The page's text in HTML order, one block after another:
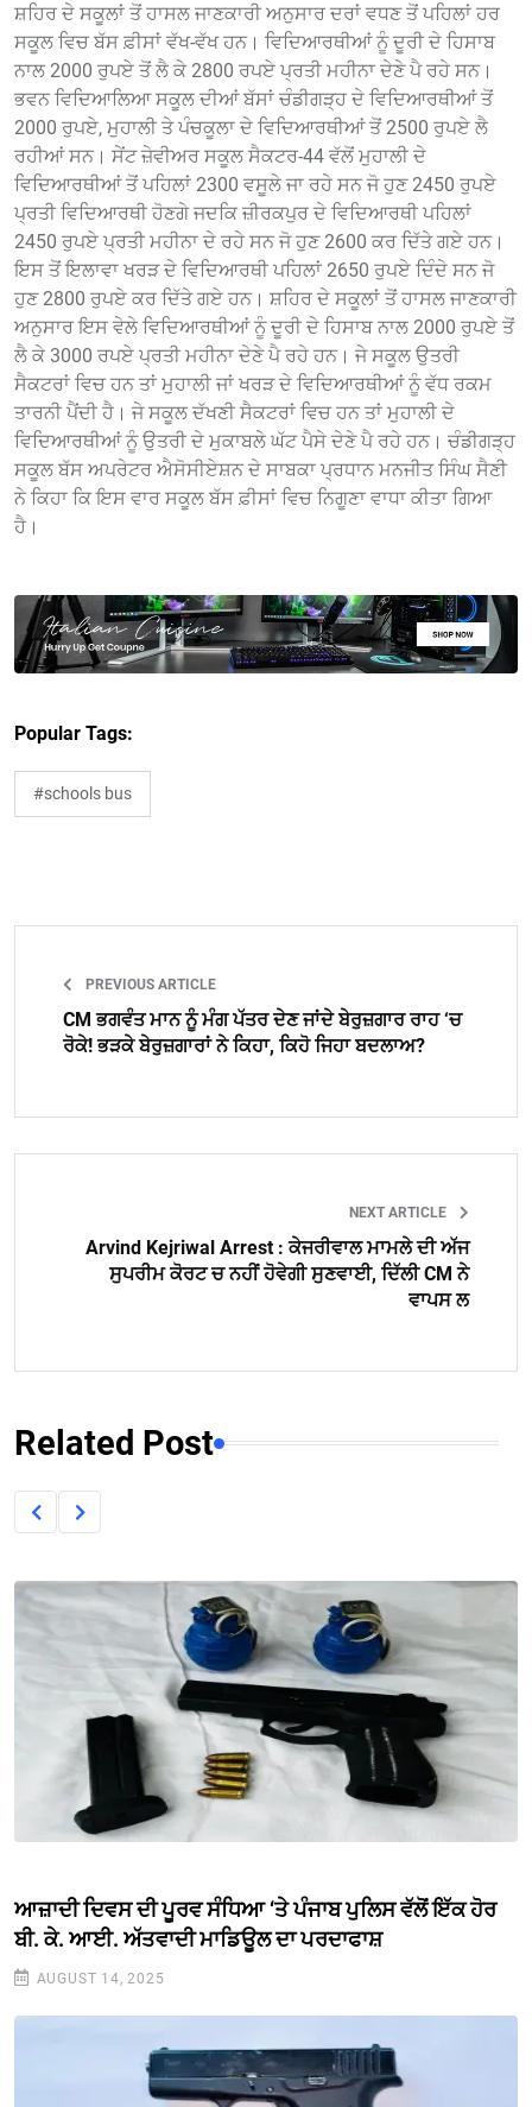
ਸ਼ਹਿਰ ਦੇ ਸਕੂਲਾਂ ਤੋਂ ਹਾਸਲ ਜਾਣਕਾਰੀ ਅਨੁਸਾਰ ਦਰਾਂ ਵਧਣ ਤੋਂ ਪਹਿਲਾਂ ਹਰ
ਸਕੂਲ ਵਿਚ ਬੱਸ ਫ਼ੀਸਾਂ ਵੱਖ-ਵੱਖ ਹਨ। ਵਿਦਿਆਰਥੀਆਂ ਨੂੰ ਦੂਰੀ ਦੇ ਹਿਸਾਬ
ਨਾਲ 2000 ਰੁਪਏ ਤੋਂ ਲੈ ਕੇ 2800 ਰਪਏ ਪ੍ਰਤੀ ਮਹੀਨਾ ਦੇਣੇ ਪੈ ਰਹੇ ਸਨ।
ਭਵਨ ਵਿਦਿਆਲਿਆ ਸਕੂਲ ਦੀਆਂ ਬੱਸਾਂ ਚੰਡੀਗੜ੍ਹ ਦੇ ਵਿਦਿਆਰਥੀਆਂ ਤੋਂ
2000 ਰੁਪਏ, ਮੁਹਾਲੀ ਤੇ ਪੰਚਕੂਲਾ ਦੇ ਵਿਦਿਆਰਥੀਆਂ ਤੋਂ 2500 ਰੁਪਏ ਲੈ
ਰਹੀਆਂ ਸਨ। ਸੇਂਟ ਜ਼ੇਵੀਅਰ ਸਕੂਲ ਸੈਕਟਰ-44 ਵੱਲੋਂ ਮੁਹਾਲੀ ਦੇ
ਵਿਦਿਆਰਥੀਆਂ ਤੋਂ ਪਹਿਲਾਂ 2300 ਵਸੂਲੇ ਜਾ ਰਹੇ ਸਨ ਜੋ ਹੁਣ 2450 ਰੁਪਏ
ਪ੍ਰਤੀ ਵਿਦਿਆਰਥੀ ਹੋਣਗੇ ਜਦਕਿ ਜ਼ੀਰਕਪੁਰ ਦੇ ਵਿਦਿਆਰਥੀ ਪਹਿਲਾਂ
2450 ਰੁਪਏ ਪ੍ਰਤੀ ਮਹੀਨਾ ਦੇ ਰਹੇ ਸਨ ਜੋ ਹੁਣ 2600 ਕਰ ਦਿੱਤੇ ਗਏ ਹਨ।
ਇਸ ਤੋਂ ਇਲਾਵਾ ਖਰੜ ਦੇ ਵਿਦਿਆਰਥੀ ਪਹਿਲਾਂ 2650 ਰੁਪਏ ਦਿੰਦੇ ਸਨ ਜੋ
ਹੁਣ 2800 ਰੁਪਏ ਕਰ ਦਿੱਤੇ ਗਏ ਹਨ। ਸ਼ਹਿਰ ਦੇ ਸਕੂਲਾਂ ਤੋਂ ਹਾਸਲ ਜਾਣਕਾਰੀ
ਅਨੁਸਾਰ ਇਸ ਵੇਲੇ ਵਿਦਿਆਰਥੀਆਂ ਨੂੰ ਦੂਰੀ ਦੇ ਹਿਸਾਬ ਨਾਲ 2000 ਰੁਪਏ ਤੋਂ
ਲੈ ਕੇ 3000 ਰਪਏ ਪ੍ਰਤੀ ਮਹੀਨਾ ਦੇਣੇ ਪੈ ਰਹੇ ਹਨ। ਜੇ ਸਕੂਲ ਉਤਰੀ
ਸੈਕਟਰਾਂ ਵਿਚ ਹਨ ਤਾਂ ਮੁਹਾਲੀ ਜਾਂ ਖਰੜ ਦੇ ਵਿਦਿਆਰਥੀਆਂ ਨੂੰ ਵੱਧ ਰਕਮ
ਤਾਰਨੀ ਪੈਂਦੀ ਹੈ। ਜੇ ਸਕੂਲ ਦੱਖਣੀ ਸੈਕਟਰਾਂ ਵਿਚ ਹਨ ਤਾਂ ਮੁਹਾਲੀ ਦੇ
ਵਿਦਿਆਰਥੀਆਂ ਨੂੰ ਉਤਰੀ ਦੇ ਮੁਕਾਬਲੇ ਘੱਟ ਪੈਸੇ ਦੇਣੇ ਪੈ ਰਹੇ ਹਨ। ਚੰਡੀਗੜ੍ਹ
ਸਕੂਲ ਬੱਸ ਅਪਰੇਟਰ ਐਸੋਸੀਏਸ਼ਨ ਦੇ ਸਾਬਕਾ ਪ੍ਰਧਾਨ ਮਨਜੀਤ ਸਿੰਘ ਸੈਣੀ
ਨੇ ਕਿਹਾ ਕਿ ਇਸ ਵਾਰ ਸਕੂਲ ਬੱਸ ਫ਼ੀਸਾਂ ਵਿਚ ਨਿਗੂਣਾ ਵਾਧਾ ਕੀਤਾ ਗਿਆ
ਹੈ।
Popular Tags:
#schools bus
PREVIOUS ARTICLE
CM ਭਗਵੰਤ ਮਾਨ ਨੂੰ ਮੰਗ ਪੱਤਰ ਦੇਣ ਜਾਂਦੇ ਬੇਰੁਜ਼ਗਾਰ ਰਾਹ ‘ਚ
ਰੋਕੇ! ਭੜਕੇ ਬੇਰੁਜ਼ਗਾਰਾਂ ਨੇ ਕਿਹਾ, ਕਿਹੋ ਜਿਹਾ ਬਦਲਾਅ?
NEXT ARTICLE
Arvind Kejriwal Arrest : ਕੇਜਰੀਵਾਲ ਮਾਮਲੇ ਦੀ ਅੱਜ
ਸੁਪਰੀਮ ਕੋਰਟ ਚ ਨਹੀਂ ਹੋਵੇਗੀ ਸੁਣਵਾਈ, ਦਿੱਲੀ CM ਨੇ
ਵਾਪਸ ਲ
Related Post
ਆਜ਼ਾਦੀ ਦਿਵਸ ਦੀ ਪੂਰਵ ਸੰਧਿਆ ‘ਤੇ ਪੰਜਾਬ ਪੁਲਿਸ ਵੱਲੋਂ ਇੱਕ ਹੋਰ
ਬੀ. ਕੇ. ਆਈ. ਅੱਤਵਾਦੀ ਮਾਡਿਊਲ ਦਾ ਪਰਦਾਫਾਸ਼
AUGUST 14, 2025